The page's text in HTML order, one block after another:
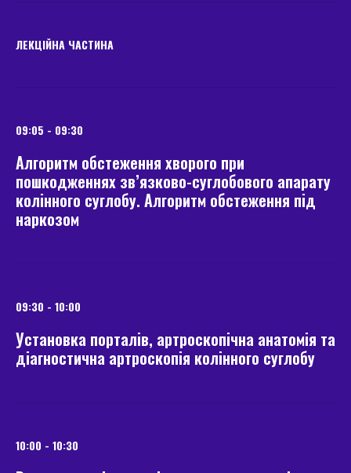
ЛЕКЦІЙНА ЧАСТИНА
09:05 - 09:30
Алгоритм обстеження хворого при
пошкодженнях зв’язково-суглобового апарату
колінного суглобу. Алгоритм обстеження під
наркозом
09:30 - 10:00
Установка порталів, артроскопічна анатомія та
діагностична артроскопія колінного суглобу
10:00 - 10:30